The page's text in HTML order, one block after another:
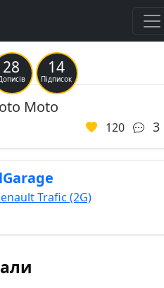
28 14
Підписок
Moto
120 3
Trafic (2G)